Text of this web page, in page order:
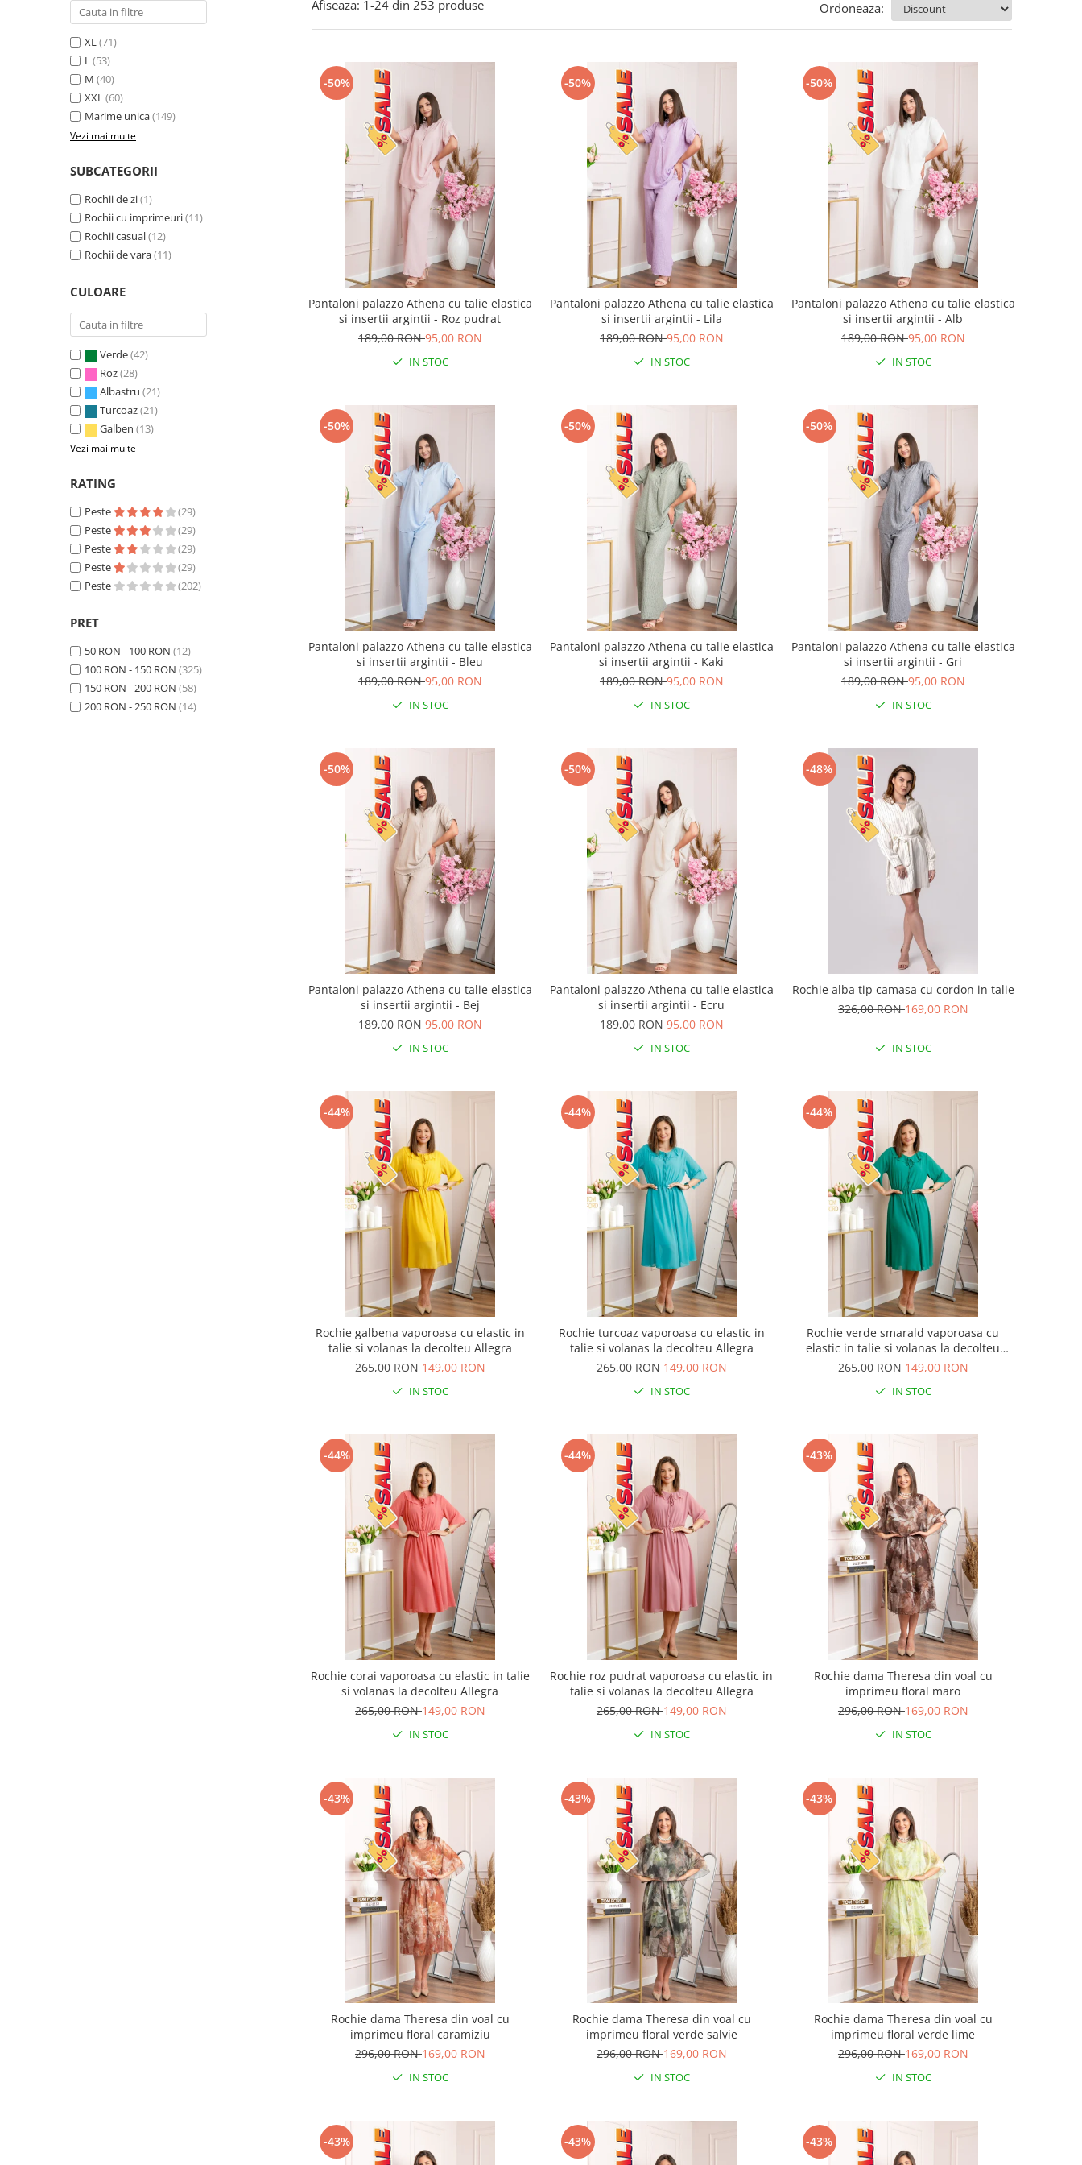
XL(71)
L(53)
M (40)
XXL(60)
Marime unica(149)
Vezi mai multe
SUBCATEGORII
Rochii de zi(1)
Rochii cu imprimeuri(11)
Rochii casual(12)
Rochii de vara(11)
CULOARE
Verde(42)
Roz(28)
Albastru (21)
Turcoaz(21)
Galben (13)
Vezi mai multe
RATING
Peste
(29)
Peste
(29)
Peste
(29)
Peste
(29)
Peste
(202)
PRET
50 RON - 100 RON (12)
100 RON - 150 RON (325)
150 RON - 200 RON (58)
200 RON - 250 RON (14)
Afiseaza: 1-24 din 253 produse Ordoneaza:
-50%
Pantaloni palazzo Athena cu talie elastica
si insertii argintii - Roz pudrat
189,00 RON95,00 RON
IN STOC
-50%
Pantaloni palazzo Athena cu talie elastica
si insertii argintii - Lila
189,00 RON95,00 RON
IN STOC
-50%
Pantaloni palazzo Athena cu talie elastica
si insertii argintii - Alb
189,00 RON95,00 RON
IN STOC
-50%
Pantaloni palazzo Athena cu talie elastica
si insertii argintii - Bleu
189,00 RON95,00 RON
IN STOC
-50%
Pantaloni palazzo Athena cu talie elastica
si insertii argintii - Kaki
189,00 RON95,00 RON
IN STOC
-50%
Pantaloni palazzo Athena cu talie elastica
si insertii argintii - Gri
189,00 RON95,00 RON
IN STOC
-50%
Pantaloni palazzo Athena cu talie elastica
si insertii argintii - Bej
189,00 RON95,00 RON
IN STOC
-50%
Pantaloni palazzo Athena cu talie elastica
si insertii argintii - Ecru
189,00 RON95,00 RON
IN STOC
-48%
Rochie alba tip camasa cu cordon in talie
326,00 RON169,00 RON
IN STOC
-44%
Rochie galbena vaporoasa cu elastic in
talie si volanas la decolteu Allegra
265,00 RON149,00 RON
IN STOC
-44%
Rochie turcoaz vaporoasa cu elastic in
talie si volanas la decolteu Allegra
265,00 RON149,00 RON
IN STOC
-44%
Rochie verde smarald vaporoasa cu
elastic in talie si volanas la decolteu
Allegra
265,00 RON149,00 RON
IN STOC
-44%
Rochie corai vaporoasa cu elastic in talie
si volanas la decolteu Allegra
265,00 RON149,00 RON
IN STOC
-44%
Rochie roz pudrat vaporoasa cu elastic in
talie si volanas la decolteu Allegra
265,00 RON149,00 RON
IN STOC
-43%
Rochie dama Theresa din voal cu
imprimeu floral maro
296,00 RON169,00 RON
IN STOC
-43%
Rochie dama Theresa din voal cu
imprimeu floral caramiziu
296,00 RON169,00 RON
IN STOC
-43%
Rochie dama Theresa din voal cu
imprimeu floral verde salvie
296,00 RON169,00 RON
IN STOC
-43%
Rochie dama Theresa din voal cu
imprimeu floral verde lime
296,00 RON169,00 RON
IN STOC
-43% -43% -43%